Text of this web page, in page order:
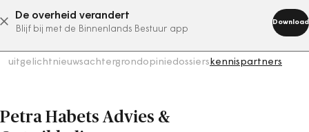
De overheid verandert
Blijf bij met de Binnenlands Bestuur app
Download
abonneer nu
uitgelicht nieuwsachtergrondopiniedossierskennispartners
Petra Habets Advies &